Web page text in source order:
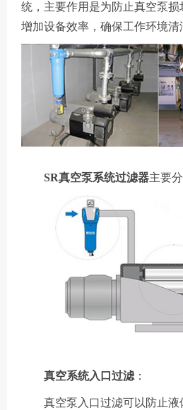
统，主要作用是为防止真空泵损
增加设备效率，确保工作环境清
SR真空泵系统过滤器主要
真空系统入口过滤 ：
真空泵入口过滤可以防止